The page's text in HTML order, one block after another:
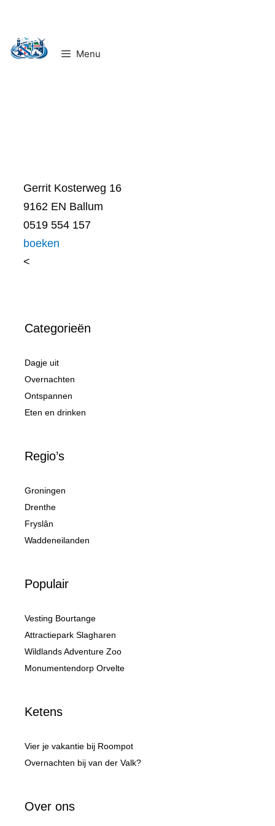
de
Menu
Gerrit Kosterweg 16
9162 EN Ballum
0519 554 157
boeken
<
Categorieën
Dagje uit
Overnachten
Ontspannen
Eten en drinken
Regio’s
Groningen
Drenthe
Fryslân
Waddeneilanden
Populair
Vesting Bourtange
Attractiepark Slagharen
Wildlands Adventure Zoo
Monumentendorp Orvelte
Ketens
Vier je vakantie bij Roompot
Overnachten bij van der Valk?
Over ons